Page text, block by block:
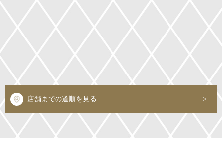
店舗までの道順を見る